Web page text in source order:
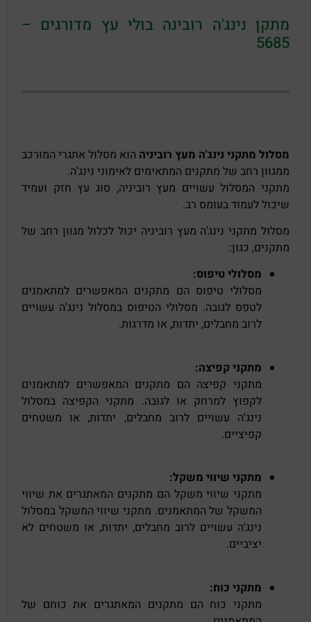
מתקן נינג'ה רובינה בולי עץ מדורגים –
5685
מסלול מתקני נינג'ה מעץ רוביניה הוא מסלול אתגרי המורכב
ממגוון רחב של מתקנים המתאימים לאימוני נינג'ה.
מתקני המסלול עשויים מעץ רוביניה, סוג עץ חזק ועמיד
שיכול לעמוד בעומס רב.
מסלול מתקני נינג'ה מעץ רוביניה יכול לכלול מגוון רחב של
מתקנים, כגון:
מסלולי טיפוס:
מסלולי טיפוס הם מתקנים המאפשרים למתאמנים
לטפס לגובה. מסלולי הטיפוס במסלול נינג'ה עשויים
לרוב מחבלים, יתדות, או מדרגות.
מתקני קפיצה:
מתקני קפיצה הם מתקנים המאפשרים למתאמנים
לקפוץ למרחק או לגובה. מתקני הקפיצה במסלול
נינג'ה עשויים לרוב מחבלים, יתדות, או משטחים
קפיציים.
מתקני שיווי משקל:
מתקני שיווי משקל הם מתקנים המאתגרים את שיווי
המשקל של המתאמנים. מתקני שיווי המשקל במסלול
נינג'ה עשויים לרוב מחבלים, יתדות, או משטחים לא
יציביים.
מתקני כוח:
מתקני כוח הם מתקנים המאתגרים את כוחם של